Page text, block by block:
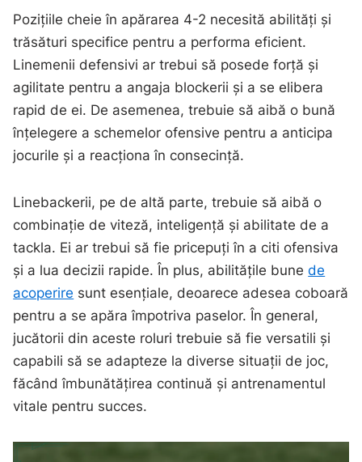
Pozițiile cheie în apărarea 4-2 necesită abilități și
trăsături specifice pentru a performa eficient.
Linemenii defensivi ar trebui să posede forță și
agilitate pentru a angaja blockerii și a se elibera
rapid de ei. De asemenea, trebuie să aibă o bună
înțelegere a schemelor ofensive pentru a anticipa
jocurile și a reacționa în consecință.
Linebackerii, pe de altă parte, trebuie să aibă o
combinație de viteză, inteligență și abilitate de a
tackla. Ei ar trebui să fie pricepuți în a citi ofensiva
și a lua decizii rapide. În plus, abilitățile bunede
acoperire sunt esențiale, deoarece adesea coboară
pentru a se apăra împotriva paselor. În general,
jucătorii din aceste roluri trebuie să fie versatili și
capabili să se adapteze la diverse situații de joc,
făcând îmbunătățirea continuă și antrenamentul
vitale pentru succes.